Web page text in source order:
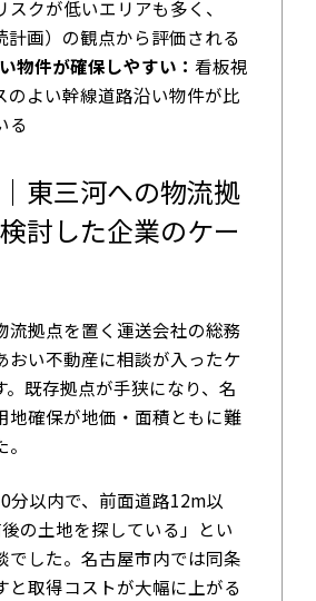
クが低いエリアも多く、
計画）の観点から評価される
物件が確保しやすい：看板視
のよい幹線道路沿い物件が比
る
東三河への物流拠
討した企業のケー
流拠点を置く運送会社の総務
おい不動産に相談が入ったケ
。既存拠点が手狭になり、名
地確保が地価・面積ともに難
分以内で、前面道路12m以
の土地を探している」とい
でした。名古屋市内では同条
と取得コストが大幅に上がる